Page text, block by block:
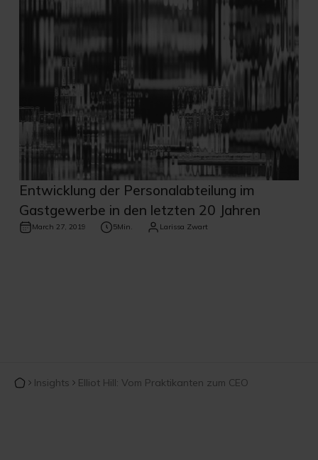
Entwicklung der Personalabteilung im
Gastgewerbe in den letzten 20 Jahren
March 27, 2019 5Min. Larissa Zwart
Insights Elliot Hill: Vom Praktikanten zum CEO